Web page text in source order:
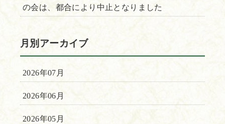
の会は、都合により中止となりました
月別アーカイブ
2026年07月
2026年06月
2026年05月